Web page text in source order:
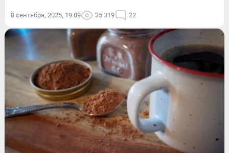
8 сентября, 2025, 19:09 35 319 22